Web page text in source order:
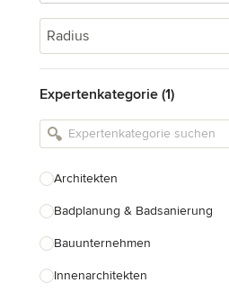
Radius
Expertenkategorie (1)
Architekten
Badplanung & Badsanierung
Bauunternehmen
Innenarchitekten